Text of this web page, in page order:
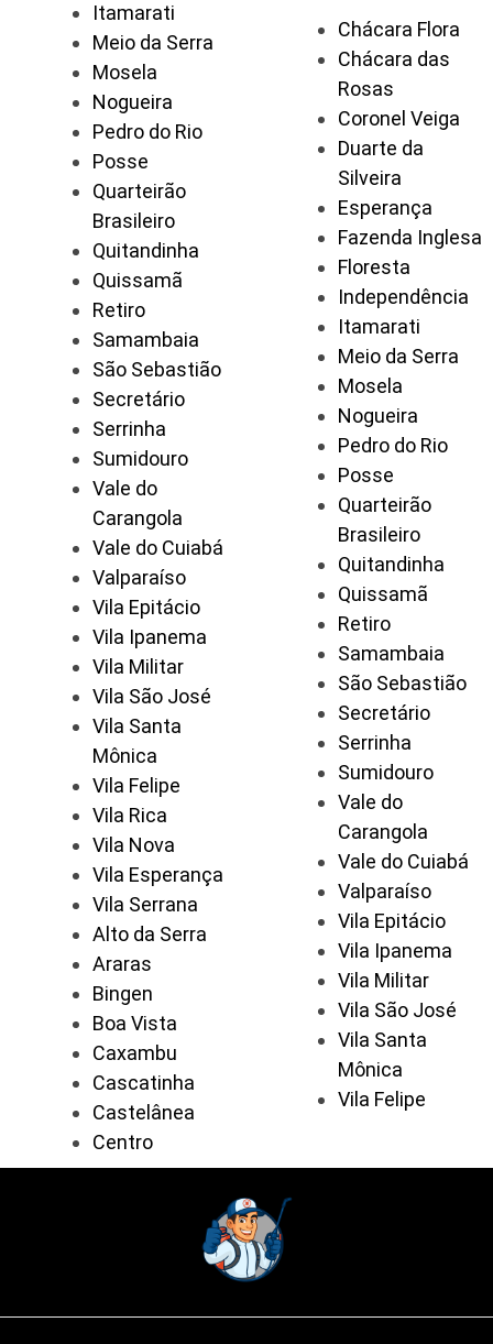
Itamarati
Meio da Serra
Mosela
Nogueira
Pedro do Rio
Posse
Quarteirão
Brasileiro
Quitandinha
Quissamã
Retiro
Samambaia
São Sebastião
Secretário
Serrinha
Sumidouro
Vale do
Carangola
Vale do Cuiabá
Valparaíso
Vila Epitácio
Vila Ipanema
Vila Militar
Vila São José
Vila Santa
Mônica
Vila Felipe
Vila Rica
Vila Nova
Vila Esperança
Vila Serrana
Alto da Serra
Araras
Bingen
Boa Vista
Caxambu
Cascatinha
Castelânea
Centro
Chácara Flora
Chácara das
Rosas
Coronel Veiga
Duarte da
Silveira
Esperança
Fazenda Inglesa
Floresta
Independência
Itamarati
Meio da Serra
Mosela
Nogueira
Pedro do Rio
Posse
Quarteirão
Brasileiro
Quitandinha
Quissamã
Retiro
Samambaia
São Sebastião
Secretário
Serrinha
Sumidouro
Vale do
Carangola
Vale do Cuiabá
Valparaíso
Vila Epitácio
Vila Ipanema
Vila Militar
Vila São José
Vila Santa
Mônica
Vila Felipe